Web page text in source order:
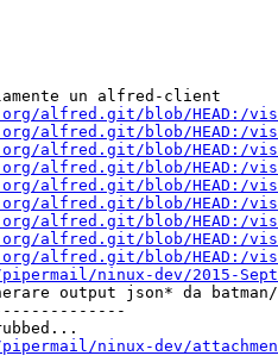
un alfred-client
alfred.git/blob/HEAD:/
alfred.git/blob/HEAD:/
alfred.git/blob/HEAD:/
alfred.git/blob/HEAD:/
alfred.git/blob/HEAD:/
alfred.git/blob/HEAD:/
alfred.git/blob/HEAD:/
alfred.git/blob/HEAD:/
alfred.git/blob/HEAD:/
ninux-dev/2015-
output json* da
ninux-dev/